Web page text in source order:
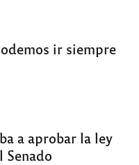
ir siempre
a aprobar la ley
Senado